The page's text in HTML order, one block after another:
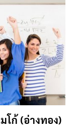
โก้ (อ่างทอง)